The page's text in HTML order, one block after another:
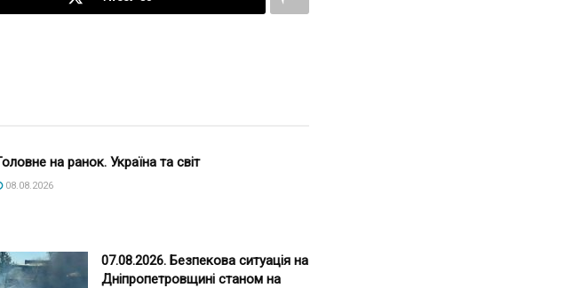
на ранок. Україна та світ
08.08.2026
07.08.2026. Безпекова ситуація на
Дніпропетровщині станом на